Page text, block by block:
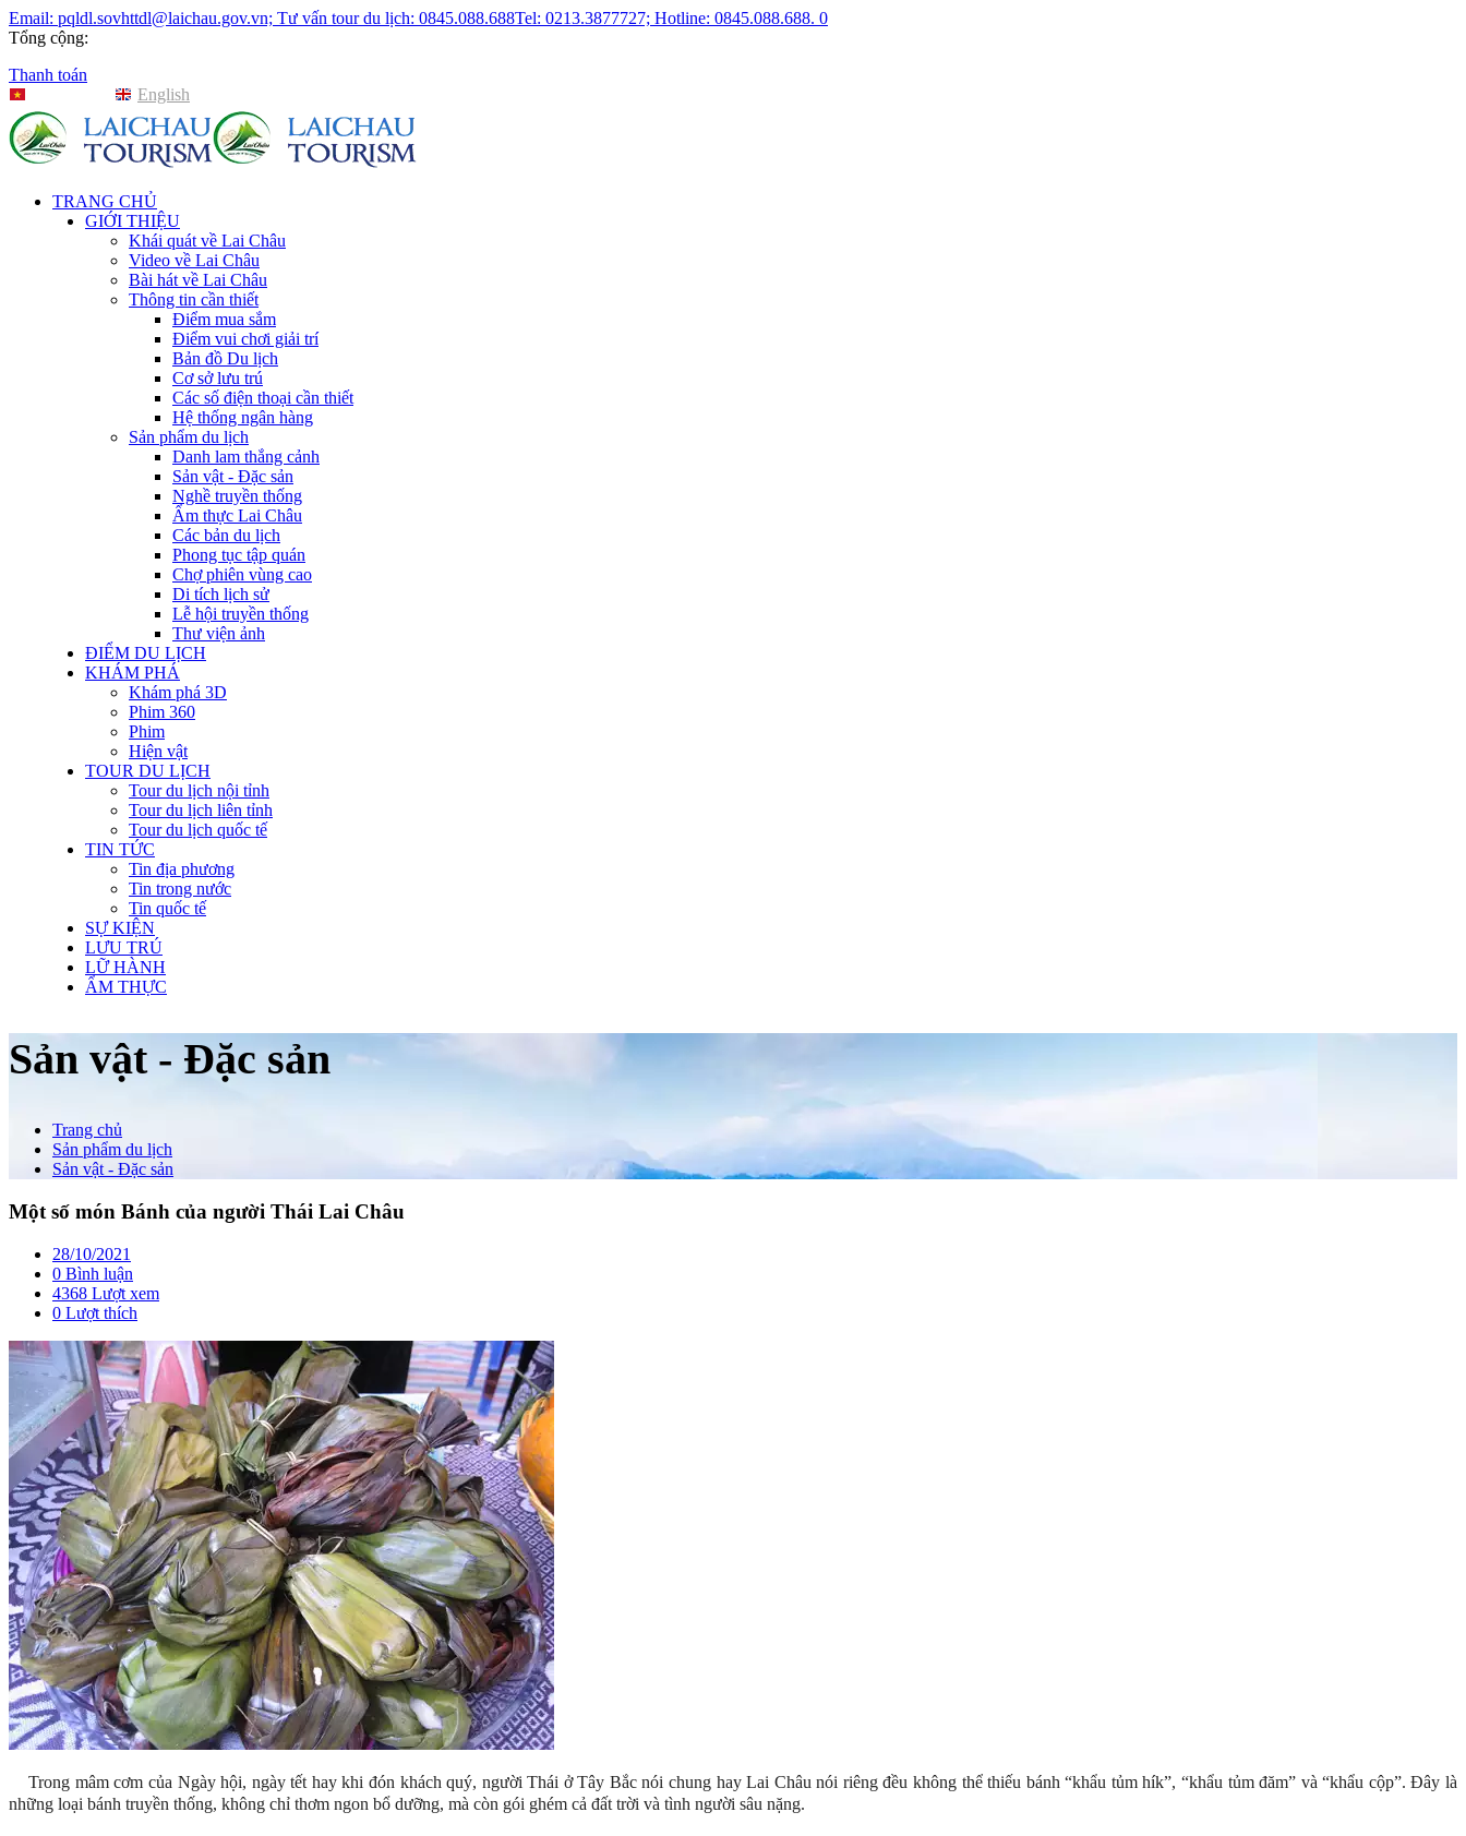
Email: pqldl.sovhttdl@laichau.gov.vn; Tư vấn tour du lịch: 0845.088.688Tel: 0213.3877727; Hotline: 0845.088.688. 0
Tổng cộng:
Thanh toán
English
TRANG CHỦ
GIỚI THIỆU
Khái quát về Lai Châu
Video về Lai Châu
Bài hát về Lai Châu
Thông tin cần thiết
Điểm mua sắm
Điểm vui chơi giải trí
Bản đồ Du lịch
Cơ sở lưu trú
Các số điện thoại cần thiết
Hệ thống ngân hàng
Sản phẩm du lịch
Danh lam thắng cảnh
Sản vật - Đặc sản
Nghề truyền thống
Ẩm thực Lai Châu
Các bản du lịch
Phong tục tập quán
Chợ phiên vùng cao
Di tích lịch sử
Lễ hội truyền thống
Thư viện ảnh
ĐIỂM DU LỊCH
KHÁM PHÁ
Khám phá 3D
Phim 360
Phim
Hiện vật
TOUR DU LỊCH
Tour du lịch nội tỉnh
Tour du lịch liên tỉnh
Tour du lịch quốc tế
TIN TỨC
Tin địa phương
Tin trong nước
Tin quốc tế
SỰ KIỆN
LƯU TRÚ
LỮ HÀNH
ẨM THỰC
Sản vật - Đặc sản
Trang chủ
Sản phẩm du lịch
Sản vật - Đặc sản
Một số món Bánh của người Thái Lai Châu
28/10/2021
0 Bình luận
4368 Lượt xem
0 Lượt thích
Trong mâm cơm của Ngày hội, ngày tết hay khi đón khách quý, người Thái ở Tây Bắc nói chung hay Lai Châu nói riêng đều không thể thiếu bánh “khẩu tủm hík”, “khẩu tủm đăm” và “khẩu cộp”. Đây là
những loại bánh truyền thống, không chỉ thơm ngon bổ dưỡng, mà còn gói ghém cả đất trời và tình người sâu nặng.